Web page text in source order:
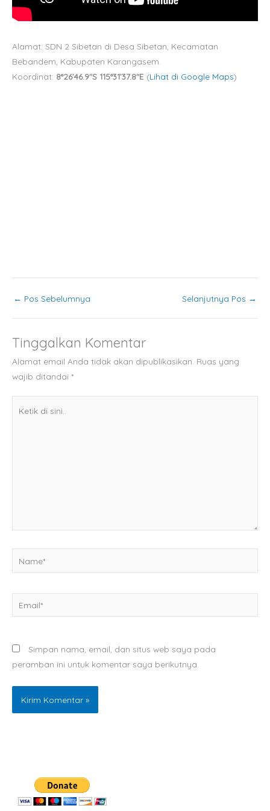
Alamat: SDN 2 Sibetan di Desa Sibetan, Kecamatan
Bebandem, Kabupaten Karangasem.
Koordinat: 8°26’46.9″S 115°31’37.8″E (Lihat di Google Maps)
← Pos Sebelumnya Selanjutnya Pos →
Tinggalkan Komentar
Alamat email Anda tidak akan dipublikasikan. Ruas yang
wajib ditandai *
Simpan nama, email, dan situs web saya pada
peramban ini untuk komentar saya berikutnya.